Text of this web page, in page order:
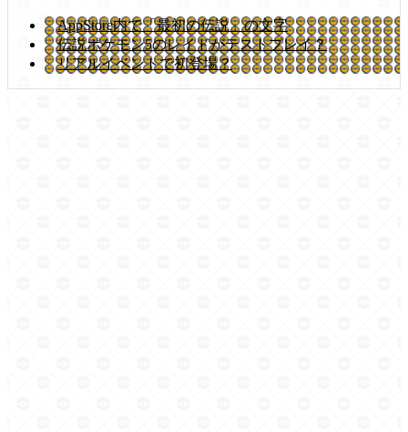
AppStore内で「最初の伝説」の文字
伝説ポケモン5のレイドがテストプレイ？
リアルイベントで初登場？